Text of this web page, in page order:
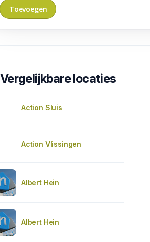
Vergelijkbare locaties
Action Sluis
Action Vlissingen
Albert Hein
Albert Hein